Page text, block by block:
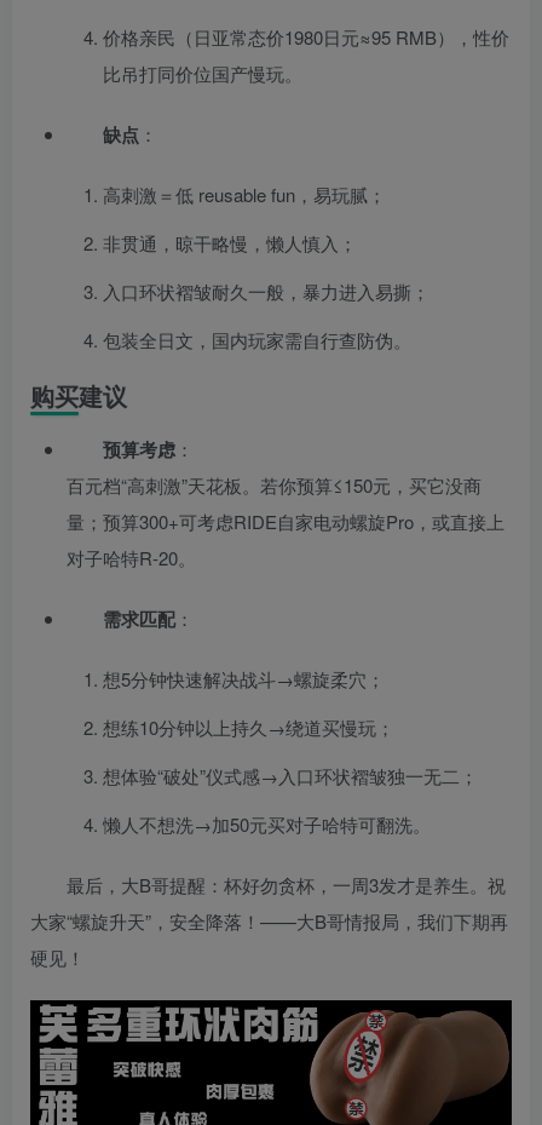
价格亲民（日亚常态价1980日元≈95 RMB），性价
比吊打同价位国产慢玩。
缺点 ：
高刺激＝低 reusable fun，易玩腻；
非贯通，晾干略慢，懒人慎入；
入口环状褶皱耐久一般，暴力进入易撕；
包装全日文，国内玩家需自行查防伪。
购买建议
预算考虑 ：
百元档“高刺激”天花板。若你预算≤150元，买它没商
量；预算300+可考虑RIDE自家电动螺旋Pro，或直接上
对子哈特R-20。
需求匹配：
想5分钟快速解决战斗→螺旋柔穴；
想练10分钟以上持久→绕道买慢玩；
想体验“破处”仪式感→入口环状褶皱独一无二；
懒人不想洗→加50元买对子哈特可翻洗。
最后，大B哥提醒：杯好勿贪杯，一周3发才是养生。祝
大家“螺旋升天”，安全降落！——大B哥情报局，我们下期再
硬见！